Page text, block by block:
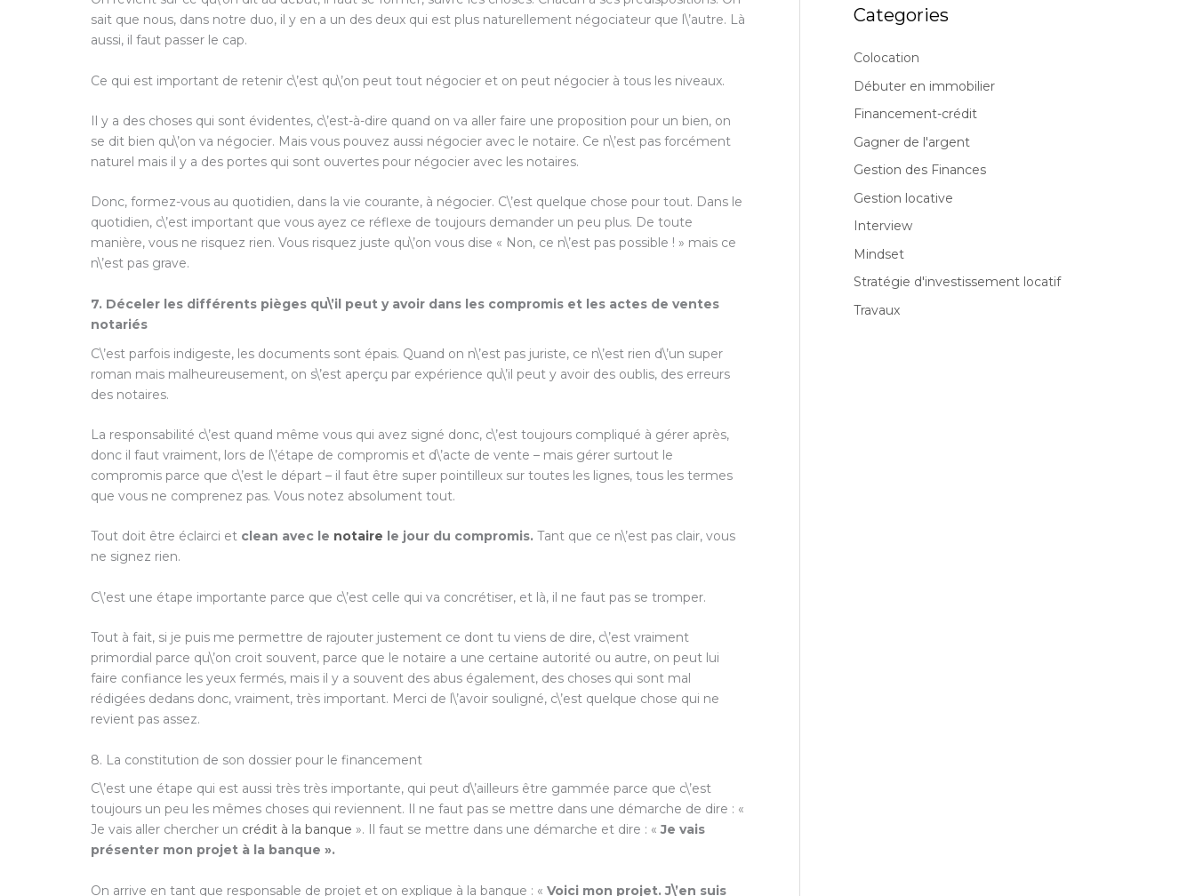
sait que nous, dans notre duo, il y en a un des deux qui est plus naturellement négociateur que l\’autre. Là
aussi, il faut passer le cap.
Ce qui est important de retenir c\’est qu\’on peut tout négocier et on peut négocier à tous les niveaux.
Il y a des choses qui sont évidentes, c\’est-à-dire quand on va aller faire une proposition pour un bien, on
se dit bien qu\’on va négocier. Mais vous pouvez aussi négocier avec le notaire. Ce n\’est pas forcément
naturel mais il y a des portes qui sont ouvertes pour négocier avec les notaires.
Donc, formez-vous au quotidien, dans la vie courante, à négocier. C\’est quelque chose pour tout. Dans le
quotidien, c\’est important que vous ayez ce réflexe de toujours demander un peu plus. De toute
manière, vous ne risquez rien. Vous risquez juste qu\’on vous dise « Non, ce n\’est pas possible ! » mais ce
n\’est pas grave.
7. Déceler les différents pièges qu\’il peut y avoir dans les compromis et les actes de ventes
notariés
C\’est parfois indigeste, les documents sont épais. Quand on n\’est pas juriste, ce n\’est rien d\’un super
roman mais malheureusement, on s\’est aperçu par expérience qu\’il peut y avoir des oublis, des erreurs
des notaires.
La responsabilité c\’est quand même vous qui avez signé donc, c\’est toujours compliqué à gérer après,
donc il faut vraiment, lors de l\’étape de compromis et d\’acte de vente – mais gérer surtout le
compromis parce que c\’est le départ – il faut être super pointilleux sur toutes les lignes, tous les termes
que vous ne comprenez pas. Vous notez absolument tout.
Tout doit être éclairci et clean avec le notaire le jour du compromis. Tant que ce n\’est pas clair, vous
ne signez rien.
C\’est une étape importante parce que c\’est celle qui va concrétiser, et là, il ne faut pas se tromper.
Tout à fait, si je puis me permettre de rajouter justement ce dont tu viens de dire, c\’est vraiment
primordial parce qu\’on croit souvent, parce que le notaire a une certaine autorité ou autre, on peut lui
faire confiance les yeux fermés, mais il y a souvent des abus également, des choses qui sont mal
rédigées dedans donc, vraiment, très important. Merci de l\’avoir souligné, c\’est quelque chose qui ne
revient pas assez.
8. La constitution de son dossier pour le financement
C\’est une étape qui est aussi très très importante, qui peut d\’ailleurs être gammée parce que c\’est
toujours un peu les mêmes choses qui reviennent. Il ne faut pas se mettre dans une démarche de dire : «
Je vais aller chercher un crédit à la banque ». Il faut se mettre dans une démarche et dire : «Je vais
présenter mon projet à la banque ».
On arrive en tant que responsable de projet et on explique à la banque : « Voici mon projet. J\’en suis
Categories
Colocation
Débuter en immobilier
Financement-crédit
Gagner de l'argent
Gestion des Finances
Gestion locative
Interview
Mindset
Stratégie d'investissement locatif
Travaux